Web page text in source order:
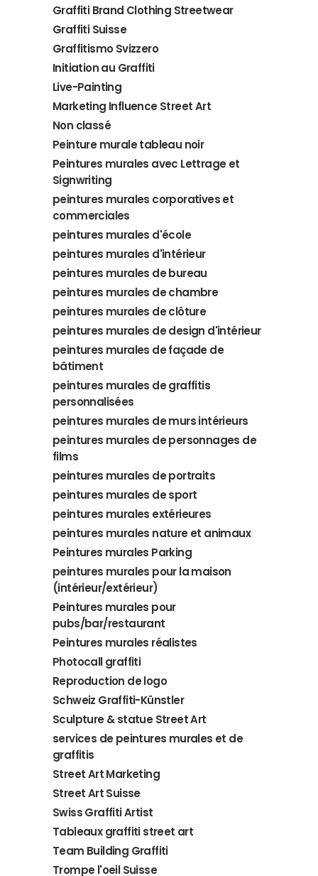
Graffiti Brand Clothing Streetwear
Graffiti Suisse
Graffitismo Svizzero
Initiation au Graffiti
Live-Painting
Marketing Influence Street Art
Non classé
Peinture murale tableau noir
Peintures murales avec Lettrage et
Signwriting
peintures murales corporatives et
commerciales
peintures murales d'école
peintures murales d'intérieur
peintures murales de bureau
peintures murales de chambre
peintures murales de clôture
peintures murales de design d'intérieur
peintures murales de façade de
bâtiment
peintures murales de graffitis
personnalisées
peintures murales de murs intérieurs
peintures murales de personnages de
films
peintures murales de portraits
peintures murales de sport
peintures murales extérieures
peintures murales nature et animaux
Peintures murales Parking
peintures murales pour la maison
(intérieur/extérieur)
Peintures murales pour
pubs/bar/restaurant
Peintures murales réalistes
Photocall graffiti
Reproduction de logo
Schweiz Graffiti-Künstler
Sculpture & statue Street Art
services de peintures murales et de
graffitis
Street Art Marketing
Street Art Suisse
Swiss Graffiti Artist
Tableaux graffiti street art
Team Building Graffiti
Trompe l'oeil Suisse